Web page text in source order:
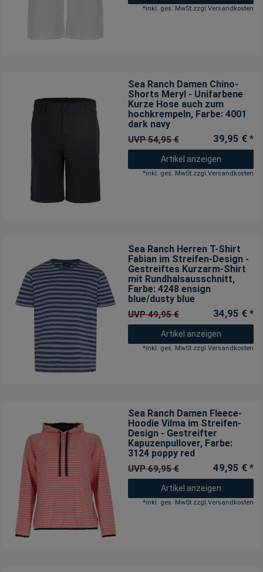
*inkl. ges. MwSt.zzgl.Versandkosten
Sea Ranch Damen Chino-
Shorts Meryl - Unifarbene
Kurze Hose auch zum
hochkrempeln, Farbe: 4001
dark navy
UVP 54,95 € 39,95 € *
Artikel anzeigen
*inkl. ges. MwSt.zzgl.Versandkosten
Sea Ranch Herren T-Shirt
Fabian im Streifen-Design -
Gestreiftes Kurzarm-Shirt
mit Rundhalsausschnitt,
Farbe: 4248 ensign
blue/dusty blue
UVP 49,95 € 34,95 € *
Artikel anzeigen
*inkl. ges. MwSt. zzgl. Versandkosten
Sea Ranch Damen Fleece-
Hoodie Vilma im Streifen-
Design - Gestreifter
Kapuzenpullover, Farbe:
3124 poppy red
UVP 69,95 € 49,95 € *
Artikel anzeigen
*inkl. ges. MwSt.zzgl.Versandkosten